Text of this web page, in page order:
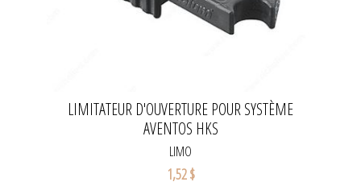
LIMITATEUR D'OUVERTURE POUR SYSTÈME
AVENTOS HKS
LIMO
1,52 $